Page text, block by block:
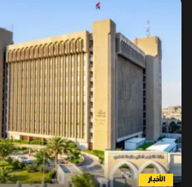
الأخبار